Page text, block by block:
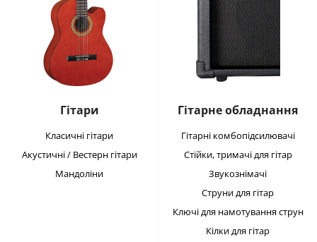
Гітари
Класичні гітари
Акустичні / Вестерн гітари
Мандоліни
Гітарне обладнання
Гітарні комбопідсилювачі
Стійки, тримачі для гітар
Звукознімачі
Струни для гітар
Ключі для намотування струн
Кілки для гітар